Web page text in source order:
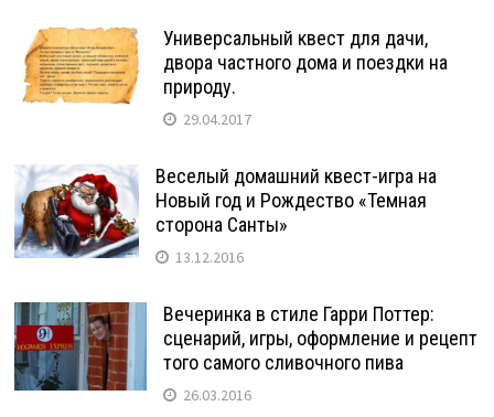
Универсальный квест для дачи,
двора частного дома и поездки на
природу.
29.04.2017
Веселый домашний квест-игра на
Новый год и Рождество «Темная
сторона Санты»
13.12.2016
Вечеринка в стиле Гарри Поттер:
сценарий, игры, оформление и рецепт
того самого сливочного пива
26.03.2016